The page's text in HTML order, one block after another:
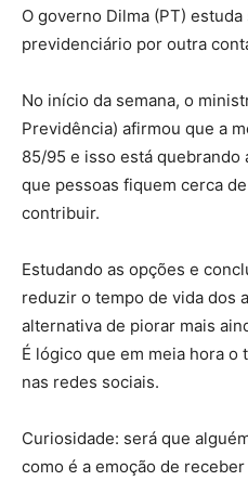
O governo Dilma (PT)
previdenciário por outra
No início da semana, o
Previdência) afirmou que a
85/95 e isso está quebrando
que pessoas fiquem cerca
contribuir.
Estudando as opções e
reduzir o tempo de vida dos
alternativa de piorar mais
É lógico que em meia hora
nas redes sociais.
Curiosidade: será que
como é a emoção de